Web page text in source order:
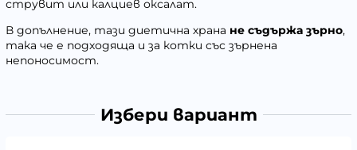
струвит или калциев оксалат.
В допълнение, тази диетична храна не съдържа зърно,
така че е подходяща и за котки със зърнена
непоносимост.
Избери вариант